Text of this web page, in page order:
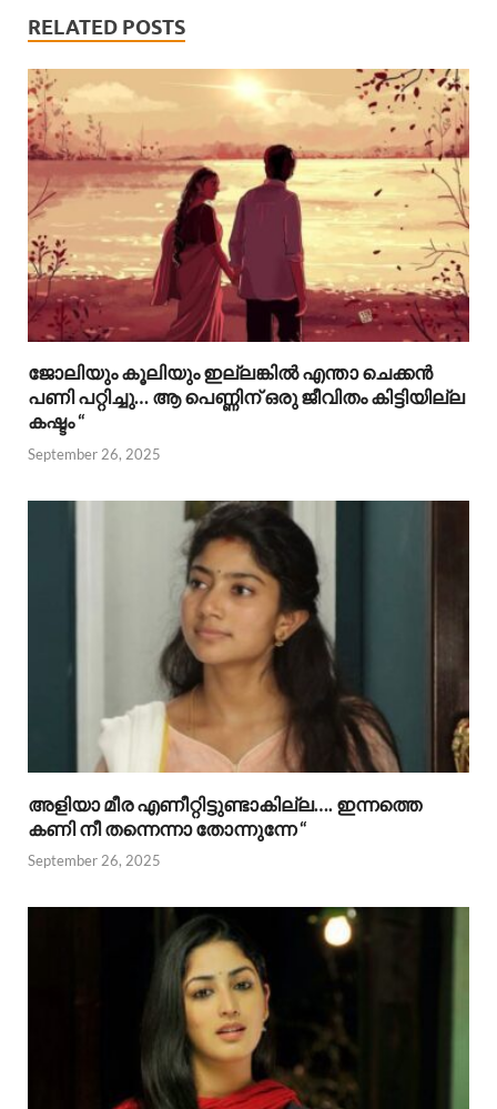
RELATED POSTS
ജോലിയും കൂലിയും ഇല്ലങ്കിൽ എന്താ ചെക്കൻ
പണി പറ്റിച്ചു… ആ പെണ്ണിന് ഒരു ജീവിതം കിട്ടിയില്ല
കഷ്ടം “
September 26, 2025
അളിയാ മീര എണീറ്റിട്ടുണ്ടാകില്ല…. ഇന്നത്തെ
കണി നീ തന്നെന്നാ തോന്നുന്നേ “
September 26, 2025